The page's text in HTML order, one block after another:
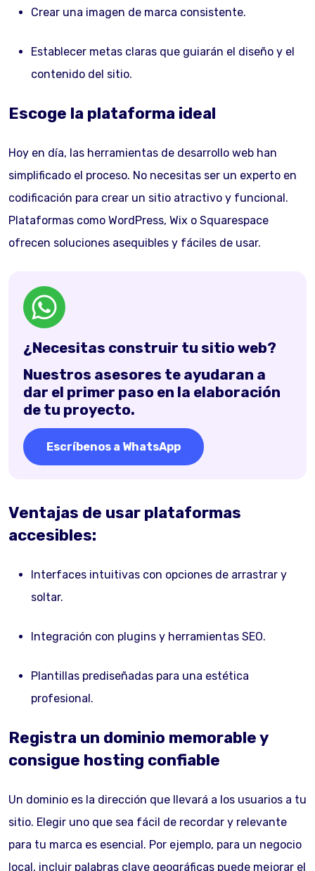
Crear una imagen de marca consistente.
Establecer metas claras que guiarán el diseño y el
contenido del sitio.
Escoge la plataforma ideal
Hoy en día, las herramientas de desarrollo web han
simplificado el proceso. No necesitas ser un experto en
codificación para crear un sitio atractivo y funcional.
Plataformas como WordPress, Wix o Squarespace
ofrecen soluciones asequibles y fáciles de usar.
¿Necesitas construir tu sitio web?
Nuestros asesores te ayudaran a
dar el primer paso en la elaboración
de tu proyecto.
Escríbenos a WhatsApp
Ventajas de usar plataformas
accesibles:
Interfaces intuitivas con opciones de arrastrar y
soltar.
Integración con plugins y herramientas SEO.
Plantillas prediseñadas para una estética
profesional.
Registra un dominio memorable y
consigue hosting confiable
Un dominio es la dirección que llevará a los usuarios a tu
sitio. Elegir uno que sea fácil de recordar y relevante
para tu marca es esencial. Por ejemplo, para un negocio
local, incluir palabras clave geográficas puede mejorar el